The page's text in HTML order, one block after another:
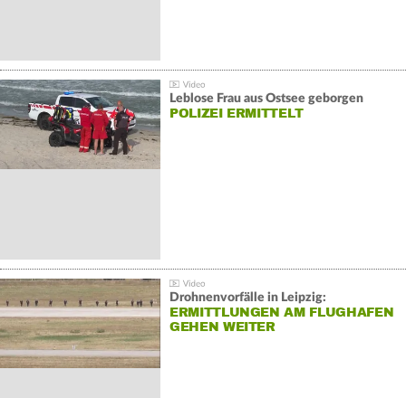
Leblose Frau aus Ostsee geborgen
POLIZEI ERMITTELT
Drohnenvorfälle in Leipzig:
ERMITTLUNGEN AM FLUGHAFEN
GEHEN WEITER